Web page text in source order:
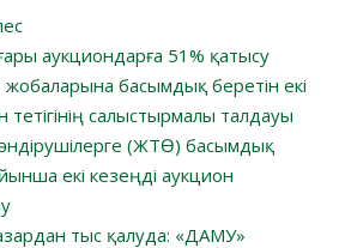
аукциондарға 51% қатысу
басымдық беретін екі
тетігінің салыстырмалы талдауы
өндірушілерге (ЖТӨ) басымдық
екі кезеңді аукцион
тыс қалуда: «ДАМУ»